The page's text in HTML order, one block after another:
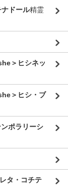
ドール精霊
＞ヒシネッ
＞ヒシ・ブ
ポラリーシ
タ・コチテ